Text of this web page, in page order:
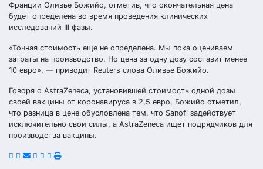
Франции Оливье Божийо, отметив, что окончательная цена
будет определена во время проведения клинических
исследований III фазы.
«Точная стоимость еще не определена. Мы пока оцениваем
затраты на производство. Но цена за одну дозу составит менее
10 евро», — приводит Reuters слова Оливье Божийо.
Говоря о AstraZeneca, установившей стоимость одной дозы
своей вакцины от коронавируса в 2,5 евро, Божийо отметил,
что разница в цене обусловлена тем, что Sanofi задействует
исключительно свои силы, а AstraZeneca ищет подрядчиков для
производства вакцины.